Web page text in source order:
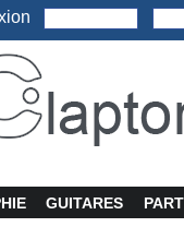
GUITARES